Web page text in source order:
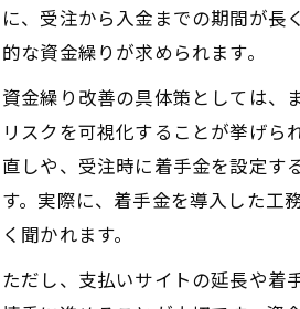
に、受注から入金までの期間が長
的な資金繰りが求められます。
資金繰り改善の具体策としては、
リスクを可視化することが挙げら
直しや、受注時に着手金を設定す
す。実際に、着手金を導入した工
く聞かれます。
ただし、支払いサイトの延長や着